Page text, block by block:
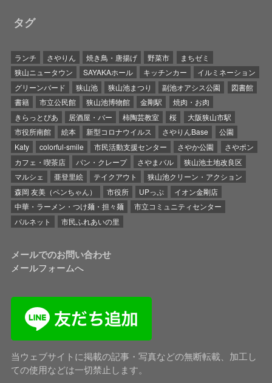
タグ
ランチ さやりん 焼き鳥・唐揚げ 野菜市
まちゼミ
狭山ニュータウン
SAYAKAホール キッチンカー
イルミネーション
グリーンバード
狭山池 狭山池まつり 副池オアシス公園
図書館
書籍
市立公民館 狭山池博物館 金剛駅
焼肉・お肉
きらっとぴあ
居酒屋・バー 柿陶芸教室 桜
大阪狭山市駅
市役所南館
絵本 新型コロナウイルス さやりんBase
公園
Katy
colorful-smile 市民活動支援センター さやか公園
さやポン
カフェ・喫茶店
パン・クレープ さやまバル
狭山池土地改良区
マルシェ
亜登里絵 テイクアウト
狭山池クリーン・アクション
森岡 友美（ペンちゃん）
市役所 UPっぷ
イオン金剛店
中華・ラーメン・つけ麺・担々麺
市立コミュニティセンター
パルネット
市民ふれあいの里
メールでのお問い合わせ
メールフォームへ
当ウェブサイトに掲載の記事・写真などの無断転載、加工し
ての使用などは一切禁止します。